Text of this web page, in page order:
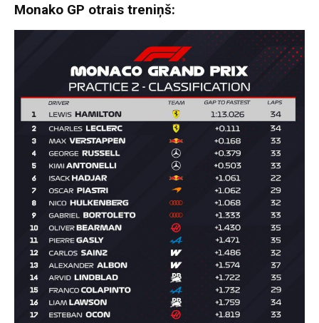
Monako GP otrais treniņš: